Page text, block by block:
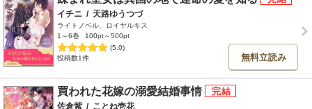
イチニ / 天路ゆうつづ
ライトノベル、ロイヤルキス
1～6巻
100pt～500pt
(5.0)
投稿数1件
無料立読み
買われた花嫁の溺愛結婚事情
佐倉紫 / ことね壱花